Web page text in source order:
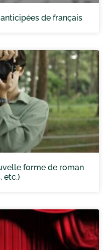
de français
forme de roman
etc.)